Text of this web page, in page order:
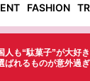
FASHION
】お土
笑）
【
ラ